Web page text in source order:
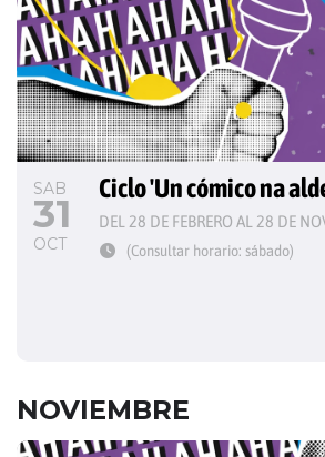
SAB
31
OCT
Ciclo 'Un cómico na
DEL 28 DE FEBRERO AL 28 DE
(Consultar horario: sábado)
NOVIEMBRE